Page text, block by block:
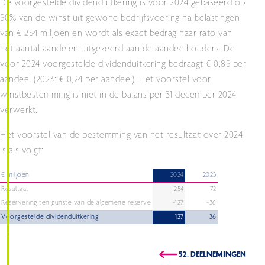
De voorgestelde dividenduitkering is voor 2024 gebaseerd op
50% van de winst uit gewone bedrijfsvoering na belastingen
van € 254 miljoen en wordt als exact bedrag naar rato van
het aantal aandelen uitgekeerd aan de aandeelhouders. De
voor 2024 voorgestelde dividenduitkering bedraagt € 0,85 per
aandeel (2023: € 0,24 per aandeel). Het voorstel voor
winstbestemming is niet in de balans per 31 december 2024
verwerkt.
Het voorstel van de bestemming van het resultaat over 2024
is als volgt:
€ miljoen 2024
2023
Resultaat
254
72
Reservering ten gunste van de algemene reserve
-127
-36
Voorgestelde dividenduitkering
127 36
52. DEELNEMINGEN